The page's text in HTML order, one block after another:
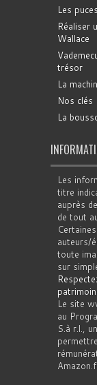
Les
Réaliser
Wallace
trésor
La
Nos clés
La
Les
titre
auprès
de tout
auteurs/
toute
sur
Le site
au
S.à r.l.,